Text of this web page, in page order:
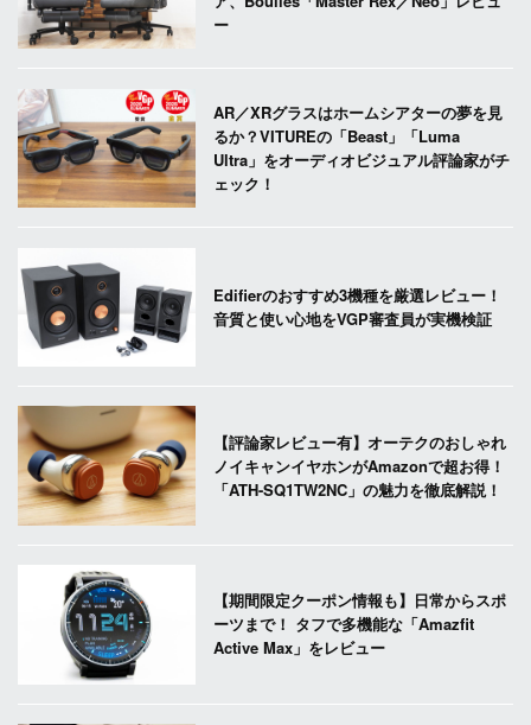
ー
AR／XRグラスはホームシアターの夢を見
るか？VITUREの「Beast」「Luma
Ultra」をオーディオビジュアル評論家がチ
ェック！
Edifierのおすすめ3機種を厳選レビュー！
音質と使い心地をVGP審査員が実機検証
【評論家レビュー有】オーテクのおしゃれ
ノイキャンイヤホンがAmazonで超お得！
「ATH-SQ1TW2NC」の魅力を徹底解説！
【期間限定クーポン情報も】日常からスポ
ーツまで！ タフで多機能な「Amazfit
Active Max」をレビュー